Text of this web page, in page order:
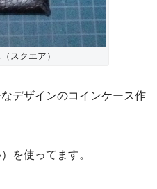
スクエア）
デザインのコインケース作
を使ってます。